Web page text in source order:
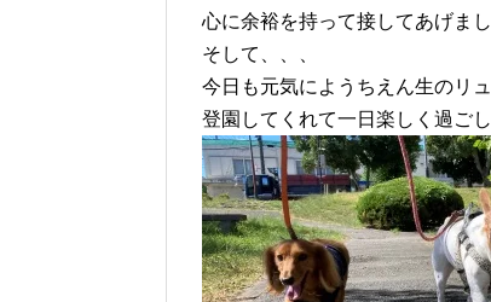
心に余裕を持って接してあげまし
そして、、、
今日も元気にようちえん生のリ
登園してくれて一日楽しく過ご